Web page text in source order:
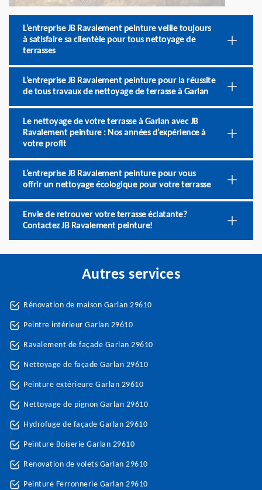
L’entreprise JB Ravalement peinture veille toujours
à satisfaire sa clientèle pour tous nettoyage de
terrasses
L’entreprise JB Ravalement peinture pour la réussite
de tous travaux de nettoyage de terrasse à Garlan
Le nettoyage de votre terrasse à Garlan avec JB
Ravalement peinture : Nos années d’expérience à
votre profit
L’entreprise JB Ravalement peinture pour vous
offrir un nettoyage écologique pour votre terrasse
Envie de retrouver votre terrasse éclatante?
Contactez JB Ravalement peinture!
Autres services
Rénovation de maison Garlan 29610
Peintre intérieur Garlan 29610
Ravalement de façade Garlan 29610
Nettoyage de façade Garlan 29610
Peinture extérieure Garlan 29610
Nettoyage de pignon Garlan 29610
Hydrofuge de façade Garlan 29610
Peinture Boiserie Garlan 29610
Renovation de volets Garlan 29610
Peinture Ferronnerie Garlan 29610